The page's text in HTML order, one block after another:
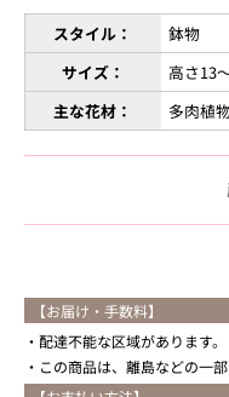
スタイル：
鉢物
サイズ：
高さ13
主な花材：
多肉植
【お届け・手数料】
配達不能な区域があります。
この商品は、離島などの一